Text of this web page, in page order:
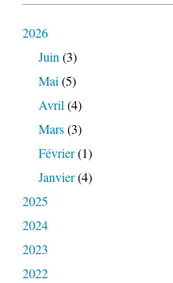
2026
Juin (3)
Mai (5)
Avril (4)
Mars(3)
Février(1)
Janvier(4)
2025
2024
2023
2022